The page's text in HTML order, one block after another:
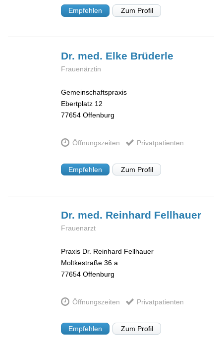
Empfehlen Zum Profil
Dr. med. Elke Brüderle
Frauenärztin
Gemeinschaftspraxis
Ebertplatz 12
77654 Offenburg
Öffnungszeiten Privatpatienten
Empfehlen Zum Profil
Dr. med. Reinhard Fellhauer
Frauenarzt
Praxis Dr. Reinhard Fellhauer
Moltkestraße 36 a
77654 Offenburg
Öffnungszeiten Privatpatienten
Empfehlen Zum Profil